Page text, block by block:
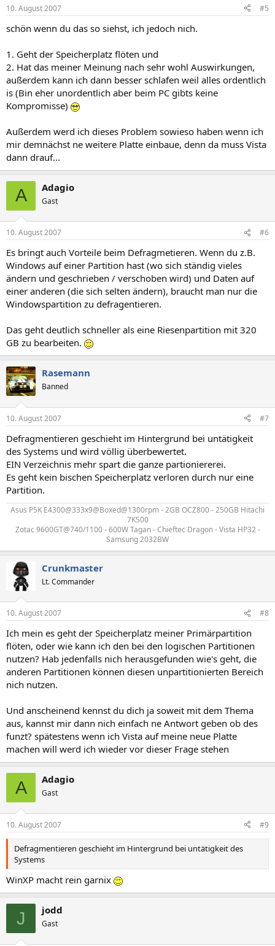
10. August 2007 #5
schön wenn du das so siehst, ich jedoch nich.
1. Geht der Speicherplatz flöten und
2. Hat das meiner Meinung nach sehr wohl Auswirkungen,
außerdem kann ich dann besser schlafen weil alles ordentlich
is (Bin eher unordentlich aber beim PC gibts keine
Kompromisse)
Außerdem werd ich dieses Problem sowieso haben wenn ich
mir demnächst ne weitere Platte einbaue, denn da muss Vista
dann drauf...
A Adagio
Gast
10. August 2007 #6
Es bringt auch Vorteile beim Defragmetieren. Wenn du z.B.
Windows auf einer Partition hast (wo sich ständig vieles
ändern und geschrieben / verschoben wird) und Daten auf
einer anderen (die sich selten ändern), braucht man nur die
Windowspartition zu defragentieren.
Das geht deutlich schneller als eine Riesenpartition mit 320
GB zu bearbeiten.
Rasemann
Banned
10. August 2007 #7
Defragmentieren geschieht im Hintergrund bei untätigkeit
des Systems und wird völlig überbewertet.
EIN Verzeichnis mehr spart die ganze partioniererei.
Es geht kein bischen Speicherplatz verloren durch nur eine
Partition.
Asus P5K E4300@333x9@Boxed@1300rpm - 2GB OCZ800 - 250GB Hitachi
7K500
Zotac 9600GT@740/1100 - 600W Tagan - Chieftec Dragon - Vista HP32 -
Samsung 2032BW​
Crunkmaster
Lt. Commander
10. August 2007 #8
Ich mein es geht der Speicherplatz meiner Primärpartition
flöten, oder wie kann ich den bei den logischen Partitionen
nutzen? Hab jedenfalls nich herausgefunden wie's geht, die
anderen Partitionen können diesen unpartitionierten Bereich
nich nutzen.
Und anscheinend kennst du dich ja soweit mit dem Thema
aus, kannst mir dann nich einfach ne Antwort geben ob des
funzt? spätestens wenn ich Vista auf meine neue Platte
machen will werd ich wieder vor dieser Frage stehen
A Adagio
Gast
10. August 2007 #9
Defragmentieren geschieht im Hintergrund bei untätigkeit des
Systems
WinXP macht rein garnix
J jodd
Gast